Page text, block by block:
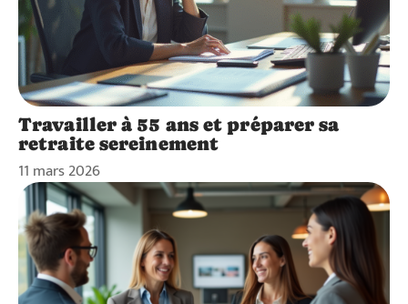
Travailler à 55 ans et préparer sa
retraite sereinement
11 mars 2026